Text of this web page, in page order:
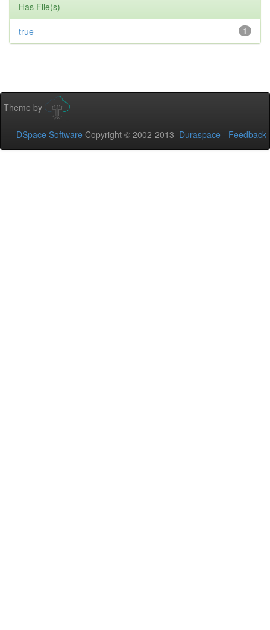
Has File(s)
1
true
Theme by
DSpace Software Copyright © 2002-2013 Duraspace - Feedback